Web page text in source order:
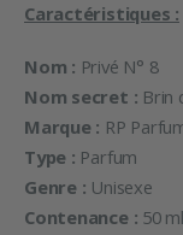
Caractéristiques :
Nom : Privé N° 8
Nom secret : Brin
Marque : RP
Type : Parfum
Genre : Unisexe
Contenance : 50 ml